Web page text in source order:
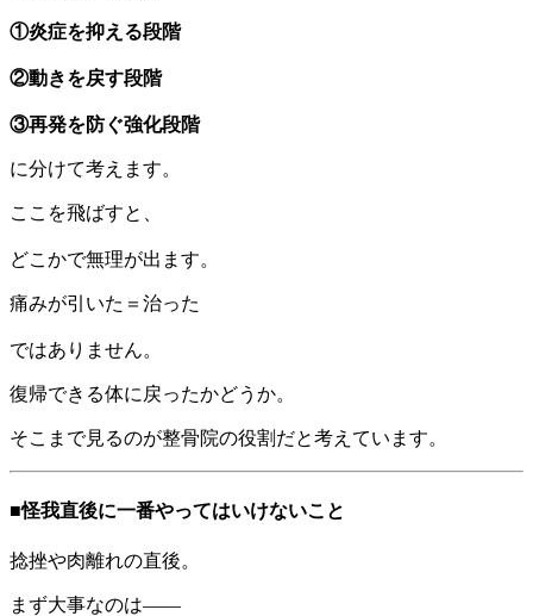
①炎症を抑える段階
②動きを戻す段階
③再発を防ぐ強化段階
に分けて考えます。
ここを飛ばすと、
どこかで無理が出ます。
痛みが引いた＝治った
ではありません。
復帰できる体に戻ったかどうか。
そこまで見るのが整骨院の役割だと考えています。
■怪我直後に一番やってはいけないこと
捻挫や肉離れの直後。
まず大事なのは――